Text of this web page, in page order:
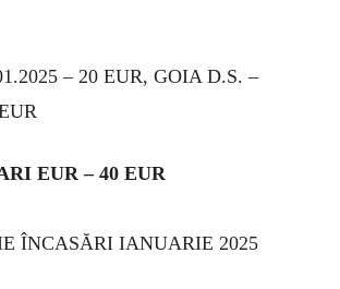
– 20 EUR, GOIA D.S. –
EUR – 40 EUR
ÎNCASĂRI IANUARIE 2025